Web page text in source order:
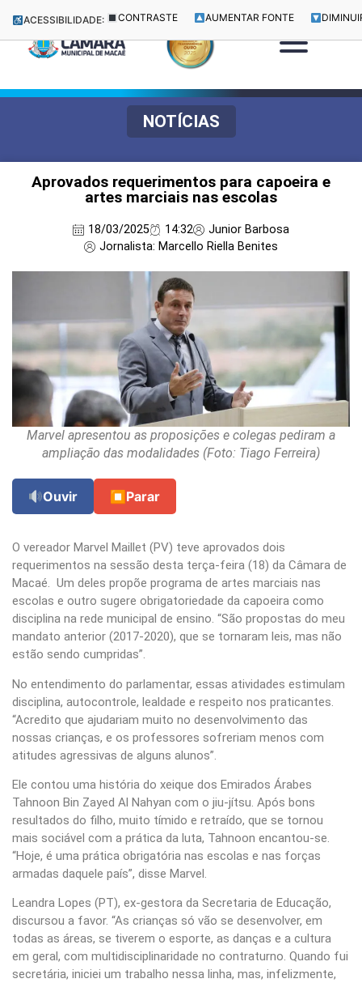
ACESSIBILIDADE: CONTRASTE AUMENTAR FONTE
NOTÍCIAS
Aprovados requerimentos para capoeira e
artes marciais nas escolas
18/03/2025 14:32
Junior Barbosa
Jornalista: Marcello Riella Benites
Marvel apresentou as proposições e colegas pediram a
ampliação das modalidades (Foto: Tiago Ferreira)
Ouvir ⏹ Parar
O vereador Marvel Maillet (PV) teve aprovados dois
requerimentos na sessão desta terça-feira (18) da Câmara de
Macaé. Um deles propõe programa de artes marciais nas
escolas e outro sugere obrigatoriedade da capoeira como
disciplina na rede municipal de ensino. “São propostas do meu
mandato anterior (2017-2020), que se tornaram leis, mas não
estão sendo cumpridas”.
No entendimento do parlamentar, essas atividades estimulam
disciplina, autocontrole, lealdade e respeito nos praticantes.
“Acredito que ajudariam muito no desenvolvimento das
nossas crianças, e os professores sofreriam menos com
atitudes agressivas de alguns alunos”.
Ele contou uma história do xeique dos Emirados Árabes
Tahnoon Bin Zayed Al Nahyan com o jiu-jítsu. Após bons
resultados do filho, muito tímido e retraído, que se tornou
mais sociável com a prática da luta, Tahnoon encantou-se.
“Hoje, é uma prática obrigatória nas escolas e nas forças
armadas daquele país”, disse Marvel.
Leandra Lopes (PT), ex-gestora da Secretaria de Educação,
discursou a favor. “As crianças só vão se desenvolver, em
todas as áreas, se tiverem o esporte, as danças e a cultura
em geral, com multidisciplinaridade no contraturno. Quando fui
secretária, iniciei um trabalho nessa linha, mas, infelizmente,